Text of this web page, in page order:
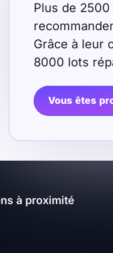
€
T12
Plus de
Grâce à leur
8000 lots
Vous êtes
à proximité